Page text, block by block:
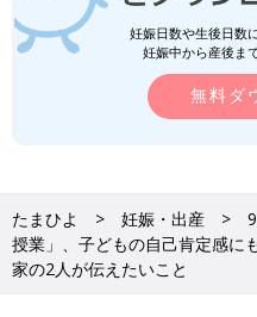
妊娠日数や生後日数
妊娠中から産後ま
無料ダ
たまひよ 妊娠・出産
授業」、子どもの自己肯定感に
家の2人が伝えたいこと